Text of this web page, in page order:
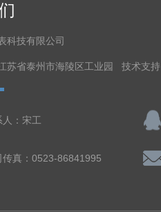
科技有限公司
苏省泰州市海陵区工业园 技术支持
人：宋工
传真：0523-86841995